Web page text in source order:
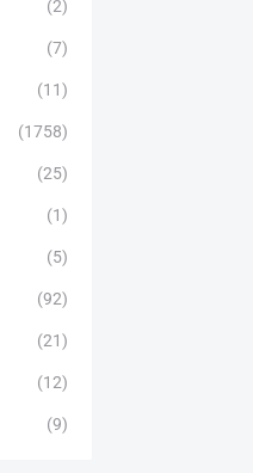
(2)
(7)
(11)
(1758)
(25)
(1)
(5)
(92)
(21)
(12)
(9)